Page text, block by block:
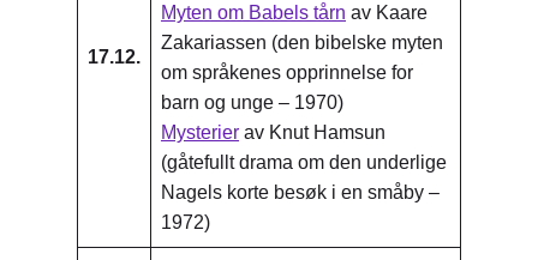
17.12.
Myten om Babels tårn av Kaare
Zakariassen (den bibelske myten
om språkenes opprinnelse for
barn og unge – 1970)
Mysterier av Knut Hamsun
(gåtefullt drama om den underlige
Nagels korte besøk i en småby –
1972)